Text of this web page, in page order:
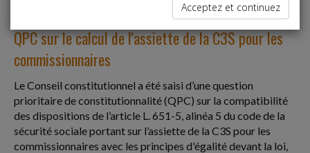
Contribution sociale de solidarité des sociétés (C3S)
QPC sur le calcul de l'assiette de la C3S pour les
commissionnaires
Le Conseil constitutionnel a été saisi d’une question
prioritaire de constitutionnalité (QPC) sur la compatibilité
des dispositions de l’article L. 651-5, alinéa 5 du code de la
sécurité sociale portant sur l’assiette de la C3S pour les
commissionnaires avec les principes d'égalité devant la loi,
Acceptez et continuez